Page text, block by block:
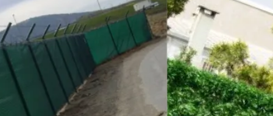
Cam sosyal
Kına Gecesi genel blog
Sigorta Veteriner
kadınlar ve takı sağlık